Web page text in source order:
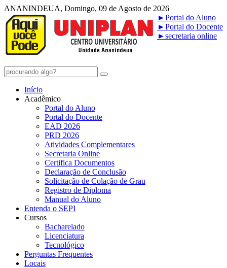
ANANINDEUA, Domingo, 09 de Agosto de 2026
►Portal do Aluno
►Portal do Docente
►secretaria online
Início
Acadêmico
Portal do Aluno
Portal do Docente
EAD 2026
PRD 2026
Atividades Complementares
Secretaria Online
Certifica Documentos
Declaração de Conclusão
Solicitação de Colação de Grau
Registro de Diploma
Manual do Aluno
Entenda o SEPI
Cursos
Bacharelado
Licenciatura
Tecnológico
Perguntas Frequentes
Locais